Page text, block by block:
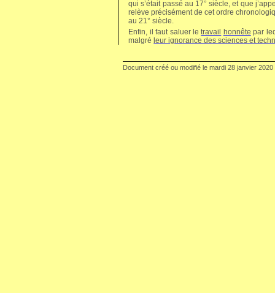
qui s’était passé au 17° siècle, et que
relève précisément de cet ordre
au 21° siècle.
Enfin, il faut saluer letravail honnête par
malgré leur ignorance des sciences et
Document créé ou modifié le mardi 28 janvier 2020